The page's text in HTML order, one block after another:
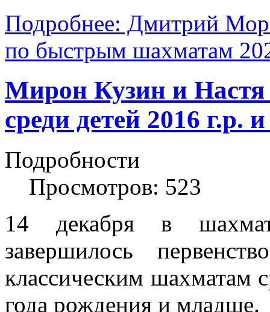
Подробнее: Дмитрий
по быстрым шахматам
Мирон Кузин и
среди детей 2016 г.р.
Подробности
Просмотров: 523
14 декабря в
завершилось
классическим шахматам
года рождения и младше.